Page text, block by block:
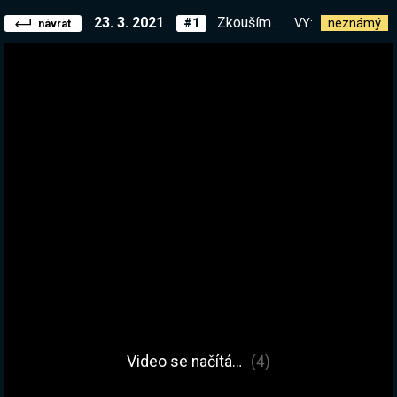
návrat 23. 3. 2021 #1 Zkoušíme nové Magic: Legends. Pokud mě to nebude bavit, začneme sérii v Satisfactory :) VY: neznámý
Video se načítá… (4)